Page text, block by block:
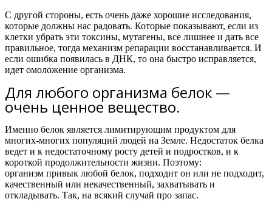
С другой стороны, есть очень даже хорошие исследования,
которые должны нас радовать. Которые показывают, если из
клетки убрать эти токсины, мутагены, все лишнее и дать все
правильное, тогда механизм репарации восстанавливается. И
если ошибка появилась в ДНК, то она быстро исправляется,
идет омоложение организма.
Для любого организма белок —
очень ценное вещество.
Именно белок является лимитирующим продуктом для
многих-многих популяций людей на Земле. Недостаток белка
ведет и к недостаточному росту детей и подростков, и к
короткой продолжительности жизни. Поэтому:
организм привык любой белок, подходит он или не подходит,
качественный или некачественный, захватывать и
откладывать. Так, на всякий случай про запас.